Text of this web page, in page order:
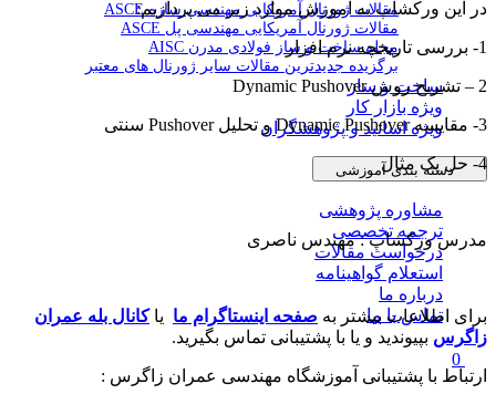
مقالات ژورنال آمریکایی مهندسی سازه ASCE
مقالات ژورنال آمریکایی مهندسی پل ASCE
مجله ساخت و ساز فولادی مدرن AISC
برگزیده جدیدترین مقالات سایر ژورنال های معتبر
ساخت و ساز
ویژه بازار کار
ویژه اساتید و پژوهشگران
دسته بندی آموزشی
مشاوره پژوهشی
ترجمه تخصصی
درخواست مقالات
استعلام گواهینامه
درباره ما
تماس با ما
0
Subtotal ۰ تومان
در این ورکشاپ به آموزش موارد زیر می پردازیم:
1- بررسی تاریخچه نرم افزار
2 – تشریح روش Dynamic Pushover
3- مقایسه Dynamic Pushover و تحلیل Pushover سنتی
4- حل یک مثال
مدرس ورکشاپ : مهندس ناصری
برای اطلاعات بیشتر به صفحه اینستاگرام ما یاکانال بله عمران
زاگرس بپیوندید و یا با پشتیبانی تماس بگیرید.
ارتباط با پشتیبانی آموزشگاه مهندسی عمران زاگرس :